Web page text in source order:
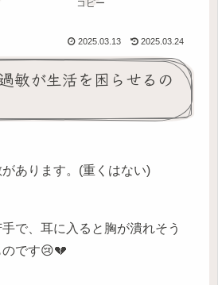
コピー
2025.03.13 2025.03.24
敏が生活を困らせるの
あります。(重くはない)
で、耳に入ると胸が潰れそう
です😢💔